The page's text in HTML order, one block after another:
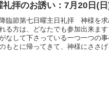
礼拝のお誘い：7月20日(
臨節第七日曜主日礼拝 神様を
る方は、どなたでも参加出来ま
なして下さっている一つ一つの
もとに帰ってきて、神様にささげ